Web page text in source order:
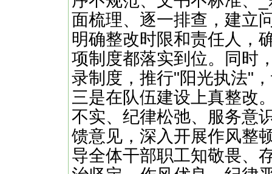
面梳理、逐一排查，建立
明确整改时限和责任人，
项制度都落实到位。同时
录制度，推行"阳光执法"
三是在队伍建设上真整改
不实、纪律松弛、服务意
馈意见，深入开展作风整
导全体干部职工知敬畏、